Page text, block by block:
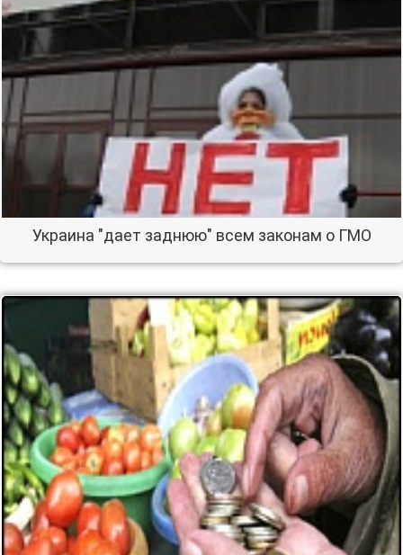
Украина "дает заднюю" всем законам о ГМО